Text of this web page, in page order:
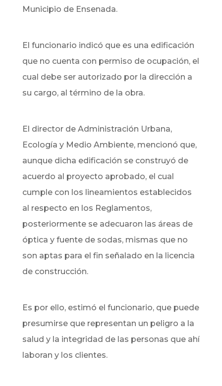
Municipio de Ensenada.
El funcionario indicó que es una edificación
que no cuenta con permiso de ocupación, el
cual debe ser autorizado por la dirección a
su cargo, al término de la obra.
El director de Administración Urbana,
Ecología y Medio Ambiente, mencionó que,
aunque dicha edificación se construyó de
acuerdo al proyecto aprobado, el cual
cumple con los lineamientos establecidos
al respecto en los Reglamentos,
posteriormente se adecuaron las áreas de
óptica y fuente de sodas, mismas que no
son aptas para el fin señalado en la licencia
de construcción.
Es por ello, estimó el funcionario, que puede
presumirse que representan un peligro a la
salud y la integridad de las personas que ahí
laboran y los clientes.